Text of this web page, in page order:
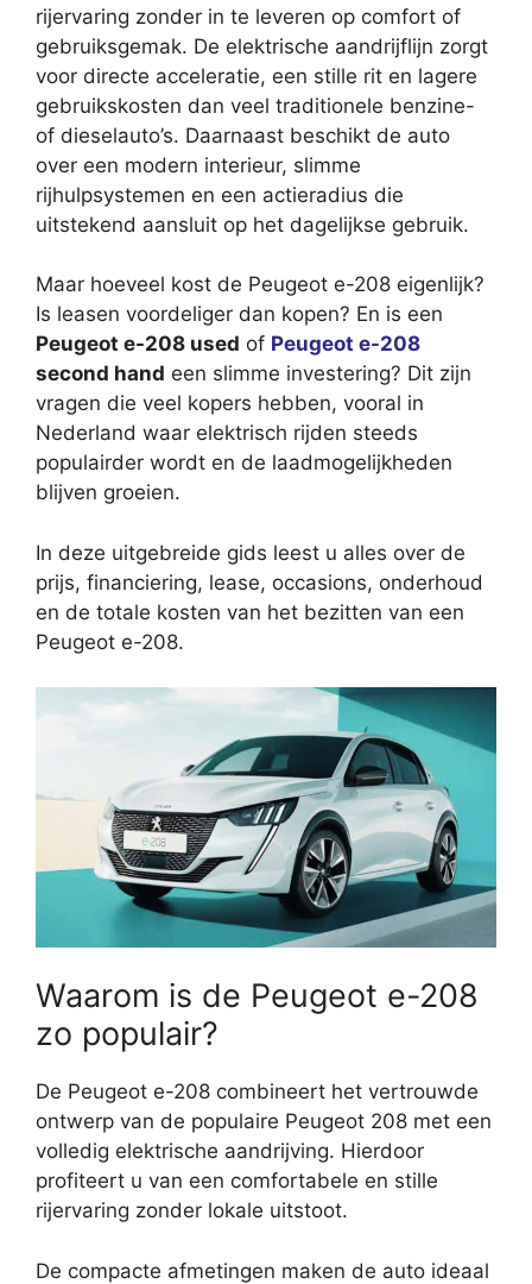
rijervaring zonder in te leveren op comfort of
gebruiksgemak. De elektrische aandrijflijn zorgt
voor directe acceleratie, een stille rit en lagere
gebruikskosten dan veel traditionele benzine-
of dieselauto’s. Daarnaast beschikt de auto
over een modern interieur, slimme
rijhulpsystemen en een actieradius die
uitstekend aansluit op het dagelijkse gebruik.
Maar hoeveel kost de Peugeot e-208 eigenlijk?
Is leasen voordeliger dan kopen? En is een
Peugeot e-208 used of Peugeot e-208
second hand een slimme investering? Dit zijn
vragen die veel kopers hebben, vooral in
Nederland waar elektrisch rijden steeds
populairder wordt en de laadmogelijkheden
blijven groeien.
In deze uitgebreide gids leest u alles over de
prijs, financiering, lease, occasions, onderhoud
en de totale kosten van het bezitten van een
Peugeot e-208.
Waarom is de Peugeot e-208
zo populair?
De Peugeot e-208 combineert het vertrouwde
ontwerp van de populaire Peugeot 208 met een
volledig elektrische aandrijving. Hierdoor
profiteert u van een comfortabele en stille
rijervaring zonder lokale uitstoot.
De compacte afmetingen maken de auto ideaal